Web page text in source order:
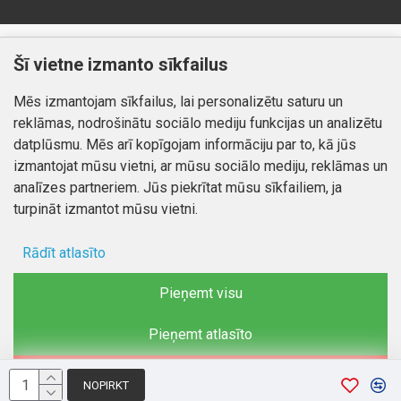
NOPIRKT
Klientiem
Kontakti
Preču atgriešana
Mans profils
Mans profils
Pasūtījumi
Piegāde un apmaksa
Atteikuma tiesības
Privātuma politika
Kontakti
Autortiesības © 2026, www.autobode.lv, Visas tiesības
Šī vietne izmanto sīkfailus
Mēs izmantojam sīkfailus, lai personalizētu saturu un
reklāmas, nodrošinātu sociālo mediju funkcijas un analizētu
datplūsmu. Mēs arī kopīgojam informāciju par to, kā jūs
izmantojat mūsu vietni, ar mūsu sociālo mediju, reklāmas un
analīzes partneriem. Jūs piekrītat mūsu sīkfailiem, ja
turpināt izmantot mūsu vietni.
Rādīt atlasīto
Reklāmas personalizēšana
Pieņemt visu
Pieņemt atlasīto